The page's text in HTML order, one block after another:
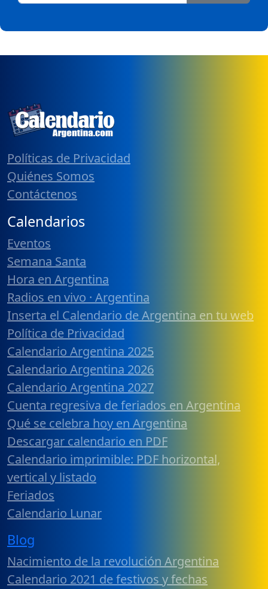
Políticas de Privacidad
Quiénes Somos
Contáctenos
Calendarios
Eventos
Semana Santa
Hora en Argentina
Radios en vivo · Argentina
Inserta el Calendario de Argentina en tu web
Política de Privacidad
Calendario Argentina 2025
Calendario Argentina 2026
Calendario Argentina 2027
Cuenta regresiva de feriados en Argentina
Qué se celebra hoy en Argentina
Descargar calendario en PDF
Calendario imprimible: PDF horizontal,
vertical y listado
Feriados
Calendario Lunar
Blog
Nacimiento de la revolución Argentina
Calendario 2021 de festivos y fechas